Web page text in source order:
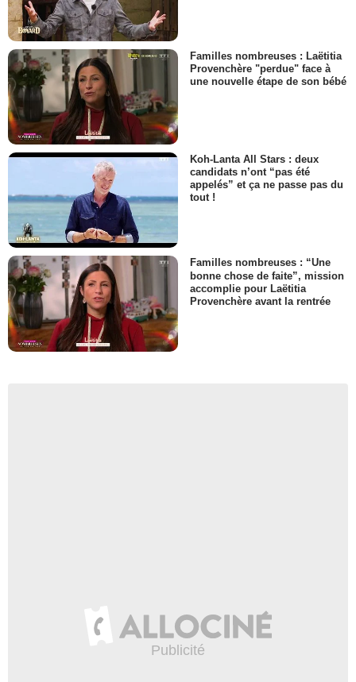
Familles nombreuses : Laëtitia
Provenchère "perdue" face à
une nouvelle étape de son bébé
Koh-Lanta All Stars : deux
candidats n’ont “pas été
appelés” et ça ne passe pas du
tout !
Familles nombreuses : “Une
bonne chose de faite”, mission
accomplie pour Laëtitia
Provenchère avant la rentrée